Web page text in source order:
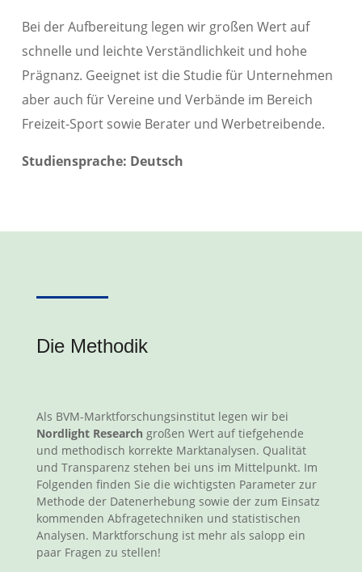
Bei der Aufbereitung legen wir großen Wert auf
schnelle und leichte Verständlichkeit und hohe
Prägnanz. Geeignet ist die Studie für Unternehmen
aber auch für Vereine und Verbände im Bereich
Freizeit-Sport sowie Berater und Werbetreibende.
Studiensprache: Deutsch
Die Methodik
Als BVM-Marktforschungsinstitut legen wir bei
Nordlight Research großen Wert auf tiefgehende
und methodisch korrekte Marktanalysen. Qualität
und Transparenz stehen bei uns im Mittelpunkt. Im
Folgenden finden Sie die wichtigsten Parameter zur
Methode der Datenerhebung sowie der zum Einsatz
kommenden Abfragetechniken und statistischen
Analysen. Marktforschung ist mehr als salopp ein
paar Fragen zu stellen!